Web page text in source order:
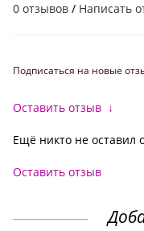
0 отзывов / Написать
Подписаться на новые
Оставить отзыв ↓
Ещё никто не оставил
Оставить отзыв